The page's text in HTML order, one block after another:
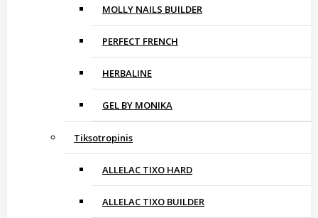
MOLLY NAILS BUILDER
PERFECT FRENCH
HERBALINE
GEL BY MONIKA
Tiksotropinis
ALLELAC TIXO HARD
ALLELAC TIXO BUILDER